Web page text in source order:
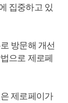
집중하고 있
방문해 개선
으로 제로페
제로페이가